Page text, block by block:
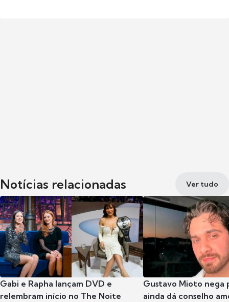
Notícias relacionadas Ver tudo
Gabi e Rapha lançam DVD e
relembram início no The Noite
Gustavo Mioto nega
ainda dá conselho